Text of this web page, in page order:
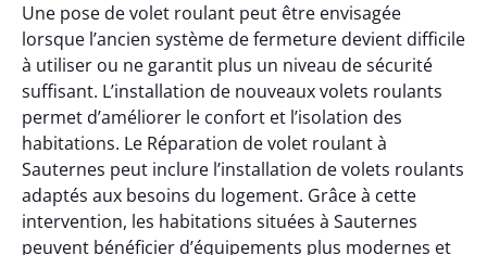
Une pose de volet roulant peut être envisagée
lorsque l’ancien système de fermeture devient difficile
à utiliser ou ne garantit plus un niveau de sécurité
suffisant. L’installation de nouveaux volets roulants
permet d’améliorer le confort et l’isolation des
habitations. Le Réparation de volet roulant à
Sauternes peut inclure l’installation de volets roulants
adaptés aux besoins du logement. Grâce à cette
intervention, les habitations situées à Sauternes
peuvent bénéficier d’équipements plus modernes et